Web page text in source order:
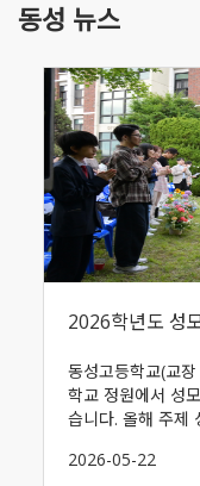
동성 뉴스
2026학년도 성
동성고등학교(교
학교 정원에서 성
습니다. 올해 주제 성구인 “그분의 자비는 대대로 당신을
2026-05-22